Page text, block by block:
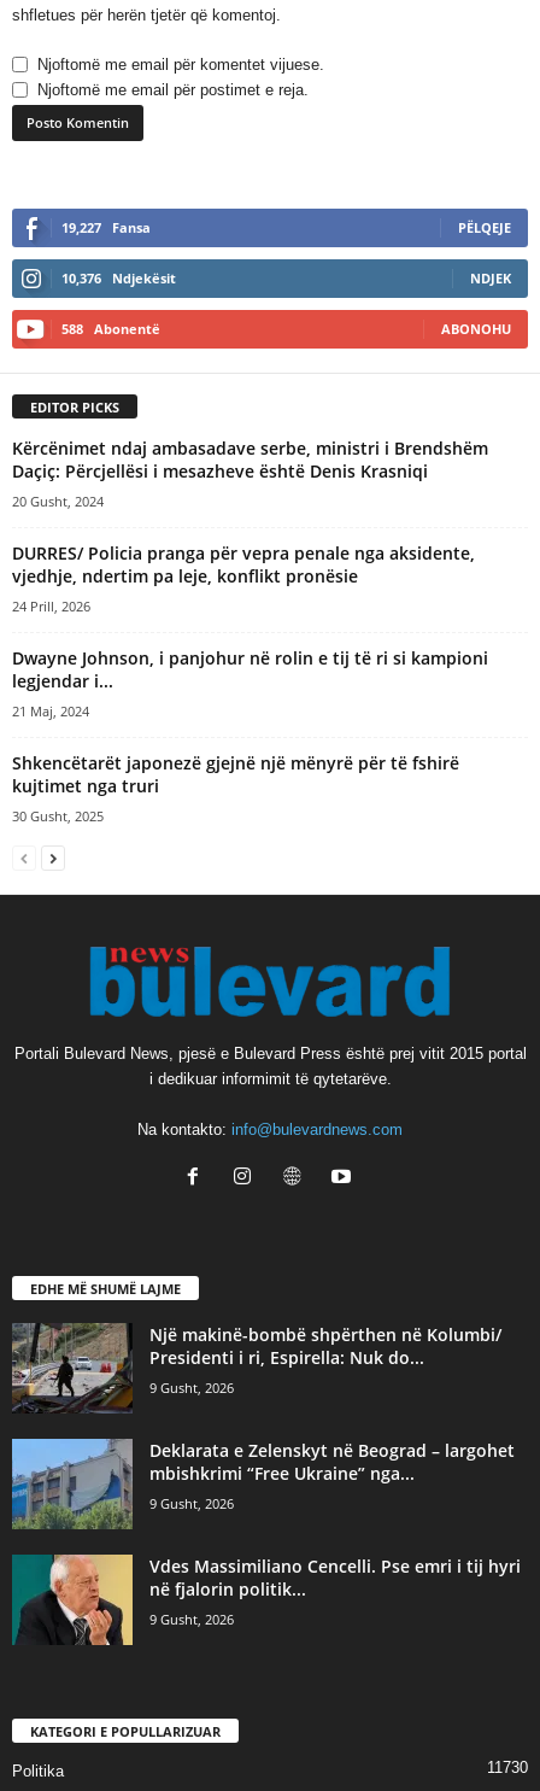
shfletues për herën tjetër që komentoj.
Njoftomë me email për komentet vijuese.
Njoftomë me email për postimet e reja.
:
19,227 Fansa PËLQEJE
10,376 Ndjekësit NDJEK
588 Abonentë ABONOHU
EDITOR PICKS
Kërcënimet ndaj ambasadave serbe, ministri i Brendshëm
Daçiç: Përcjellësi i mesazheve është Denis Krasniqi
20 Gusht, 2024
DURRES/ Policia pranga për vepra penale nga aksidente,
vjedhje, ndertim pa leje, konflikt pronësie
24 Prill, 2026
Dwayne Johnson, i panjohur në rolin e tij të ri si kampioni
legjendar i...
21 Maj, 2024
Shkencëtarët japonezë gjejnë një mënyrë për të fshirë
kujtimet nga truri
30 Gusht, 2025
Portali Bulevard News, pjesë e Bulevard Press është prej vitit 2015 portal
i dedikuar informimit të qytetarëve.
Na kontakto: info@bulevardnews.com
EDHE MË SHUMË LAJME
Një makinë-bombë shpërthen në Kolumbi/
Presidenti i ri, Espirella: Nuk do...
9 Gusht, 2026
Deklarata e Zelenskyt në Beograd – largohet
mbishkrimi “Free Ukraine” nga...
9 Gusht, 2026
Vdes Massimiliano Cencelli. Pse emri i tij hyri
në fjalorin politik...
9 Gusht, 2026
KATEGORI E POPULLARIZUAR
Politika 11730